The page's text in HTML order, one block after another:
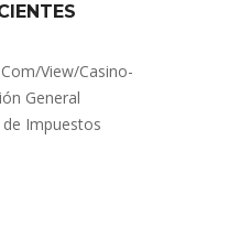
view/Casino-
General
Impuestos